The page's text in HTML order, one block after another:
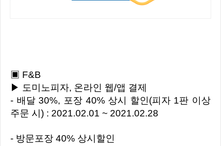
▣ F&B
▶ 도미노피자, 온라인 웹/앱 결제
- 배달 30%, 포장 40% 상시 할인(피자 1판 이상
주문 시) : 2021.02.01 ~ 2021.02.28
- 방문포장 40% 상시할인